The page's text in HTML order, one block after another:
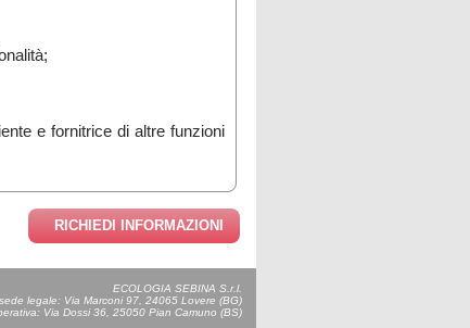
e fornitrice di altre funzioni
RICHIEDI INFORMAZIONI
ECOLOGIA SEBINA S.r.l.
sede legale: Via Marconi 97, 24065 Lovere (BG)
Via Dossi 36, 25050 Pian Camuno (BS)